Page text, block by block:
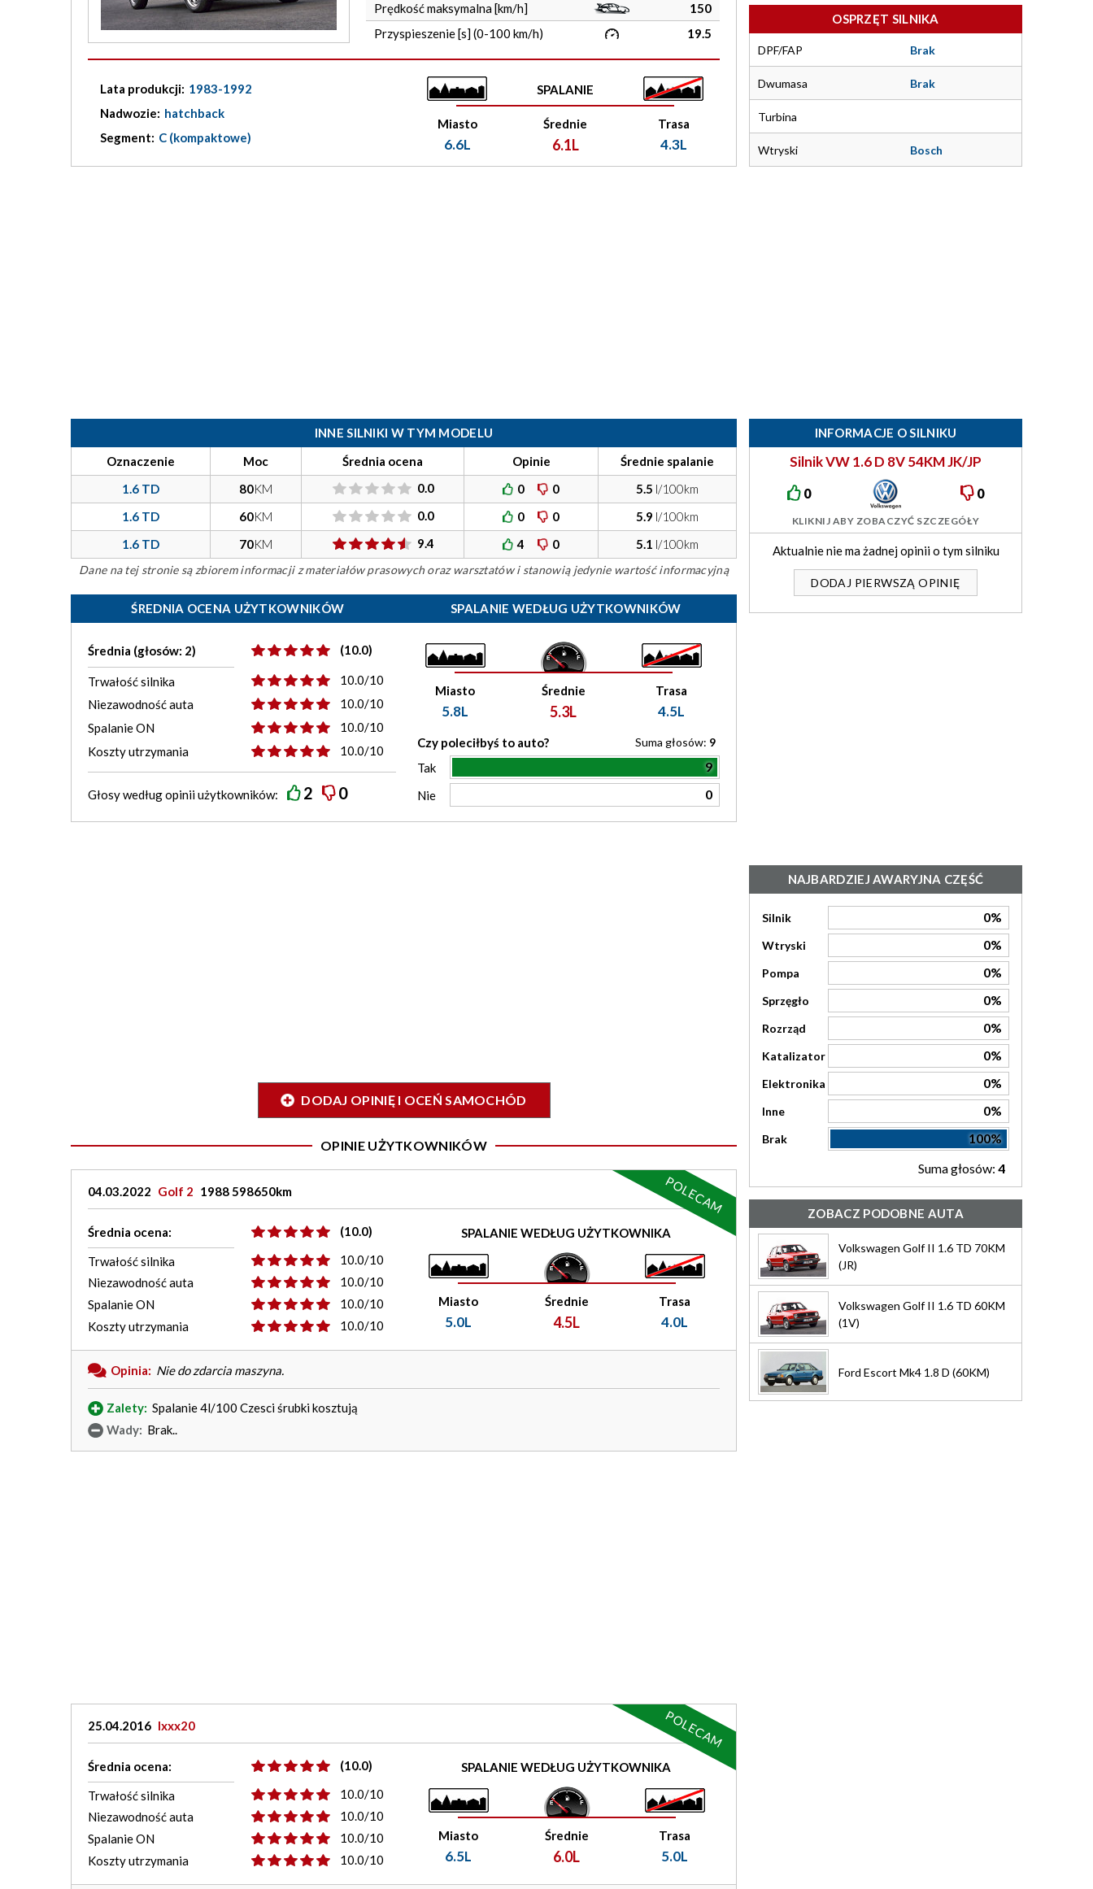
Prędkość maksymalna [km/h]
150
Przyspieszenie [s] (0-100 km/h)
19.5
Lata produkcji: 1983-1992
Nadwozie: hatchback
Segment: C (kompaktowe)
SPALANIE
Miasto
6.6L
Średnie
6.1L
Trasa
4.3L
OSPRZĘT SILNIKA
DPF/FAP Brak
Dwumasa Brak
Turbina
Wtryski Bosch
INNE SILNIKI W TYM MODELU
Oznaczenie
Moc Średnia ocena Opinie
Średnie spalanie
1.6 TD
80KM 0.0 0 0 5.5 l/100km
1.6 TD
60KM 0.0 0 0 5.9 l/100km
1.6 TD
70KM 9.4 4 0 5.1 l/100km
Dane na tej stronie są zbiorem informacji z materiałów prasowych oraz warsztatów i stanowią jedynie wartość informacyjną
ŚREDNIA OCENA UŻYTKOWNIKÓW
Średnia (głosów: 2) (10.0)
Trwałość silnika
10.0/10
Niezawodność auta
10.0/10
Spalanie ON
10.0/10
Koszty utrzymania
10.0/10
Głosy wedługopiniiużytkowników: 2 0
SPALANIE WEDŁUG UŻYTKOWNIKÓW
Miasto
5.8L
Średnie
5.3L
Trasa
4.5L
Czy poleciłbyś to auto? Suma głosów: 9
Tak 9
Nie 0
DODAJ OPINIĘ I OCEŃ SAMOCHÓD
OPINIE UŻYTKOWNIKÓW
04.03.2022 Golf 2 1988 598650km
Średnia ocena: (10.0)
Trwałość silnika
10.0/10
Niezawodność auta
10.0/10
Spalanie ON
10.0/10
Koszty utrzymania
10.0/10
SPALANIE WEDŁUG UŻYTKOWNIKA
Miasto
5.0L
Średnie
4.5L
Trasa
4.0L
Opinia: Nie do zdarcia maszyna.
Zalety: Spalanie 4l/100 Czesci śrubki kosztują
Wady: Brak..
POLECAM
25.04.2016 lxxx20
Średnia ocena: (10.0)
Trwałość silnika
10.0/10
Niezawodność auta
10.0/10
Spalanie ON
10.0/10
Koszty utrzymania
10.0/10
SPALANIE WEDŁUG UŻYTKOWNIKA
Miasto
6.5L
Średnie
6.0L
Trasa
5.0L
POLECAM
INFORMACJE O SILNIKU
Silnik VW 1.6 D 8V 54KM JK/JP
0 0
KLIKNIJ ABY ZOBACZYĆ SZCZEGÓŁY
Aktualnie nie ma żadnej opinii o tym silniku
DODAJ PIERWSZĄ OPINIĘ
NAJBARDZIEJ AWARYJNA CZĘŚĆ
Silnik 0%
Wtryski 0%
Pompa 0%
Sprzęgło 0%
Rozrząd 0%
Katalizator 0%
Elektronika 0%
Inne 0%
Brak
100%
Suma głosów: 4
ZOBACZ PODOBNE AUTA
Volkswagen Golf II 1.6 TD 70KM
(JR)
Volkswagen Golf II 1.6 TD 60KM
(1V)
Ford Escort Mk4 1.8 D (60KM)